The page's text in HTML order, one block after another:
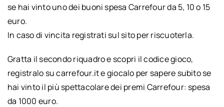
se hai vinto uno dei buoni spesa Carrefour da 5, 10 o 15
euro.
In caso di vincita registrati sul sito per riscuoterla.
Gratta il secondo riquadro e scopri il codice gioco,
registralo su carrefour.it e giocalo per sapere subito se
hai vinto il più spettacolare dei premi Carrefour: spesa
da 1000 euro.